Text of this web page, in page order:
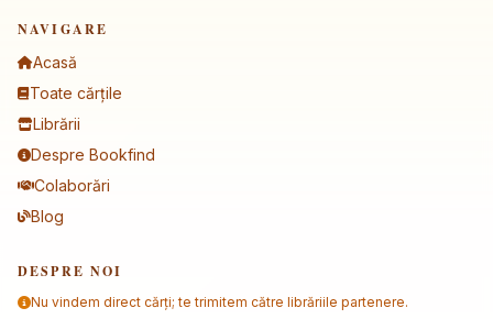
NAVIGARE
Acasă
Toate cărțile
Librării
Despre Bookfind
Colaborări
Blog
DESPRE NOI
Nu vindem direct cărți; te trimitem către librăriile partenere.